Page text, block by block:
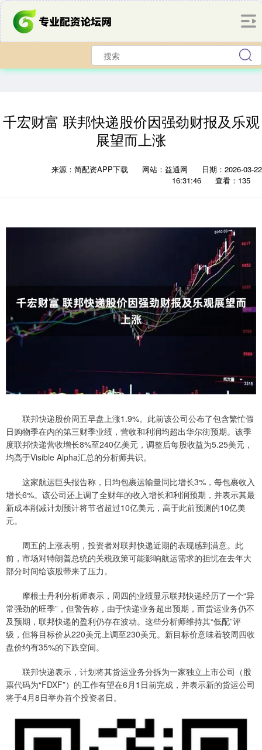
千宏财富 联邦快递股价因强劲财报及乐观
展望而上涨
来源：简配资APP下载 网站：益通网
日期：2026-03-22
16:31:46
查看：135
联邦快递股价周五早盘上涨1.9%。此前该公司公布了包含繁忙假
日购物季在内的第三财季业绩，营收和利润均超出华尔街预期。该季
度联邦快递营收增长8%至240亿美元，调整后每股收益为5.25美元，
均高于Visible Alpha汇总的分析师共识。
这家航运巨头报告称，日均包裹运输量同比增长3%，每包裹收入
增长6%。该公司还上调了全财年的收入增长和利润预期，并表示其最
新成本削减计划预计将节省超过10亿美元，高于此前预测的10亿美
元。
周五的上涨表明，投资者对联邦快递近期的表现感到满意。此
前，市场对特朗普总统的关税政策可能影响航运需求的担忧在去年大
部分时间给该股带来了压力。
摩根士丹利分析师表示，周四的业绩显示联邦快递经历了一个“异
常强劲的旺季”，但警告称，由于快递业务超出预期，而货运业务仍不
及预期，联邦快递的盈利仍存在波动。这些分析师维持其“低配”评
级，但将目标价从220美元上调至230美元。新目标价意味着较周四收
盘价约有35%的下跌空间。
联邦快递表示，计划将其货运业务分拆为一家独立上市公司（股
票代码为“FDXF”）的工作有望在6月1日前完成，并表示新的货运公司
将于4月8日举办首个投资者日。